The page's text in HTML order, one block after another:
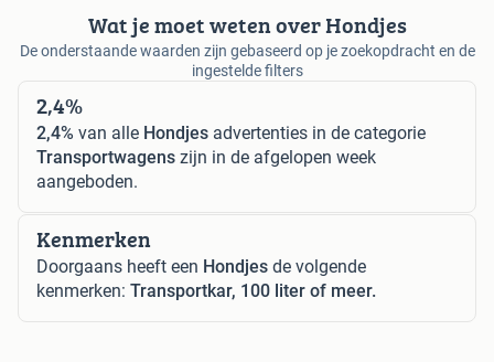
Wat je moet weten over Hondjes
De onderstaande waarden zijn gebaseerd op je zoekopdracht en de
ingestelde filters
2,4%
2,4% van alle Hondjes advertenties in de categorie
Transportwagens zijn in de afgelopen week
aangeboden.
Kenmerken
Doorgaans heeft een Hondjes de volgende
kenmerken: Transportkar, 100 liter of meer.